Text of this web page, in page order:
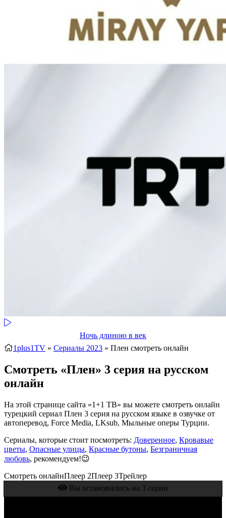
Ночь длиною в век
1plus1TV » Сериалы 2023 » Плен смотреть онлайн
Смотреть «Плен» 3 серия на русском
онлайн
На этой странице сайта «1+1 ТВ» вы можете смотреть онлайн
турецкий сериал Плен 3 серия на русском языке в озвучке от
автоперевод, Force Media, LKsub, Мыльные оперы Турции.
Сериалы, которые стоит посмотреть: Доверенное, Кровавые
цветы, Опасные улицы, Красные бутоны, Безграничная
любовь, рекомендуем!😉
Смотреть онлайнПлеер 2Плеер 3Трейлер
Вы остановились на 3 серии